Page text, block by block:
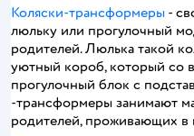
Коляски-трансформеры -
люльку или прогулочный
родителей. Люлька такой
уютный короб, который со
прогулочный блок с
-трансформеры занимают
родителей, проживающих в